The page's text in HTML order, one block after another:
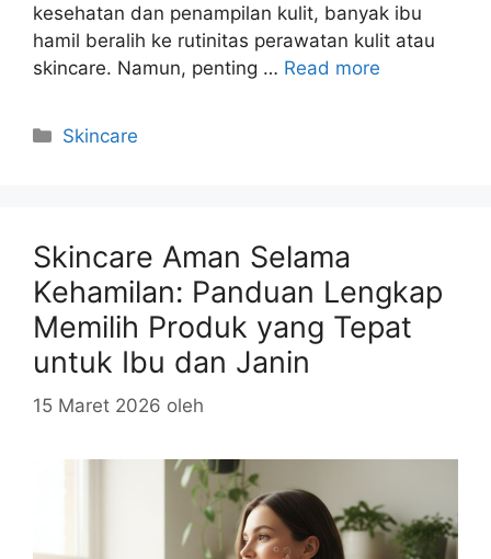
kesehatan dan penampilan kulit, banyak ibu
hamil beralih ke rutinitas perawatan kulit atau
skincare. Namun, penting … Read more
Kategori
Skincare
Skincare Aman Selama
Kehamilan: Panduan Lengkap
Memilih Produk yang Tepat
untuk Ibu dan Janin
15 Maret 2026 oleh